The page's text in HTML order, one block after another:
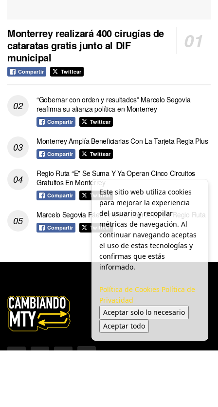
Monterrey realizará 400 cirugías de
cataratas gratis junto al DIF
municipal
Compartir Twittear
“Gobernar con orden y resultados” Marcelo Segovia
reafirma su alianza política en Monterrey
Compartir Twittear
Monterrey Amplía Beneficiarias Con La Tarjeta Regia Plus
Compartir Twittear
Regio Ruta “E” Se Suma Y Ya Operan Cinco Circuitos
Gratuitos En Monterrey
Compartir Twittear
Marcelo Segovia Páez Anuncia Logros De La Regio Ruta
Compartir Twittear
Este sitio web utiliza cookies
para mejorar la experiencia
del usuario y recopilar
métricas de navegación. Al
continuar navegando aceptas
el uso de estas tecnologías y
confirmas que estás
informado.
Política de Cookies Política de
Privacidad
Aceptar solo lo necesario
Aceptar todo